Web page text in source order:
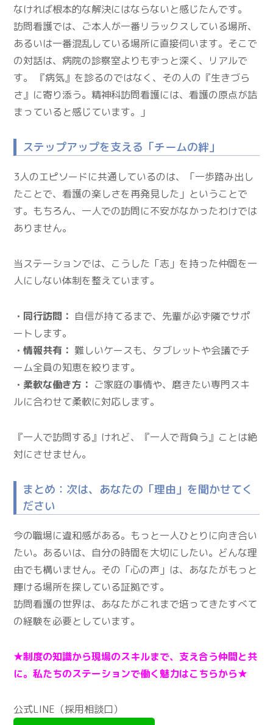
なければ根本的な解決にはならないと感じたんです。
訪問看護では、ご本人が一番リラックスしている場所、
あるいは一番混乱している場所に直接伺います。そこで
の対話は、病院の診察室よりもずっと深く、リアルで
す。 『病気』を診るのではなく、その人の『生きづら
さ』に寄り添う。精神科訪問看護には、看護の原点が詰
まっていると感じています。」
ステップアップを支える「チームの絆」
3人のエピソードに共通しているのは、「一歩踏み出し
たことで、看護の楽しさを再発見した」ということで
す。もちろん、一人での訪問に不安がなかったわけでは
ありません。
当ステーションでは、こうした「志」を持った仲間を一
人にしない体制を整えています。
・同行訪問： 自信が持てるまで、先輩が必ず隣でサポ
ートします。
・情報共有： 難しいケースも、タブレットや会議でチ
ーム全員の知恵を絞ります。
・柔軟な働き方： ご家庭の事情や、磨きたい専門スキ
ルに合わせて柔軟に対応します。
『一人で訪問する』けれど、『一人で背負う』ことは絶
対にさせません。
まとめ：次は、あなたの「理由」を聞かせてく
ださい
今の職場に違和感がある。もっと一人ひとりに向き合い
たい。あるいは、自分の時間を大切にしたい。どんな理
由でも構いません。その「心の声」は、あなたがもっと
輝ける場所を探している証拠です。
訪問看護の世界は、あなたがこれまで培ってきたすべて
の経験を必要としています。
★制度の知識から現場のスキルまで、支え合う仲間と共
に。私たちのステーションで働く魅力はこちらから★
公式LINE（採用相談口）